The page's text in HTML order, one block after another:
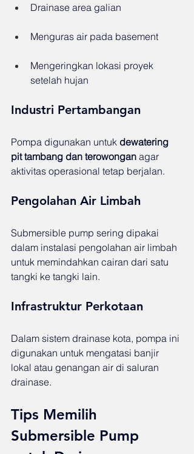
Drainase area galian
Menguras air pada basement
Mengeringkan lokasi proyek
setelah hujan
Industri Pertambangan
Pompa digunakan untuk dewatering
pit tambang dan terowongan agar
aktivitas operasional tetap berjalan.
Pengolahan Air Limbah
Submersible pump sering dipakai
dalam instalasi pengolahan air limbah
untuk memindahkan cairan dari satu
tangki ke tangki lain.
Infrastruktur Perkotaan
Dalam sistem drainase kota, pompa ini
digunakan untuk mengatasi banjir
lokal atau genangan air di saluran
drainase.
Tips Memilih
Submersible Pump